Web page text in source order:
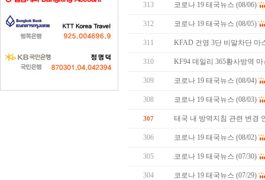
313 코로나 19 태국뉴스 (08/06)
312 코로나 19 태국뉴스 (08/05)
311 KFAD 건영 3단 비말차단 마
310 KF94 데일리 365황사방역
309 코로나 19 태국뉴스 (08/04)
308 코로나 19 태국뉴스 (08/03)
307 태국 내 방역지침 관련 변경
306 코로나 19 태국뉴스 (08/02)
305 코로나 19 태국뉴스 (07/30)
304 코로나 19 태국뉴스 (07/29)